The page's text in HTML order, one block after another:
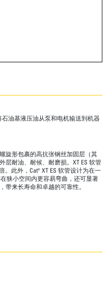
油基液压油从泵和电机输送到机器
旋形包裹的高抗张钢丝加固层（其
层耐油、耐候、耐磨损。XT ES 软管
。此外，Cat® XT ES 软管设计为在一
狭小空间内更容易弯曲，还可显著
带来长寿命和卓越的可靠性。